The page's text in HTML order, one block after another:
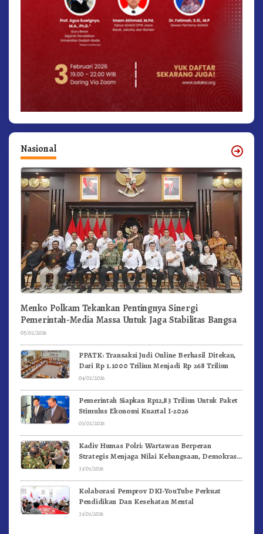
Nasional
Menko Polkam Tekankan Pentingnya Sinergi
Pemerintah-Media Massa Untuk Jaga Stabilitas Bangsa
05/02/2026
PPATK: Transaksi Judi Online Berhasil Ditekan,
Dari Rp 1.1000 Triliun Menjadi Rp 268 Triliun
04/02/2026
Pemerintah Siapkan Rp12,83 Triliun Untuk Paket
Stimulus Ekonomi Kuartal I-2026
03/02/2026
Kadiv Humas Polri: Wartawan Berperan
Strategis Menjaga Nilai Kebangsaan, Demokrasi,
dan NKRI
31/01/2026
Kolaborasi Pemprov DKI-YouTube Perkuat
Pendidikan Dan Kesehatan Mental
31/01/2026